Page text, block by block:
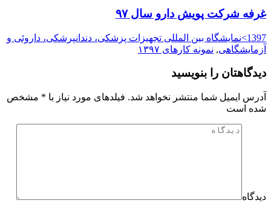
غرفه شرکت پویش دارو سال ۹۷
1397>نمایشگاه بین المللی تجهیزات پزشکی، دندانپرشکی، داروئی و
آزمایشگاهی, نمونه کارهای ۱۳۹۷
دیدگاهتان را بنویسید
آدرس ایمیل شما منتشر نخواهد شد. فیلدهای مورد نیاز با * مشخص
شده است
دیدگاه